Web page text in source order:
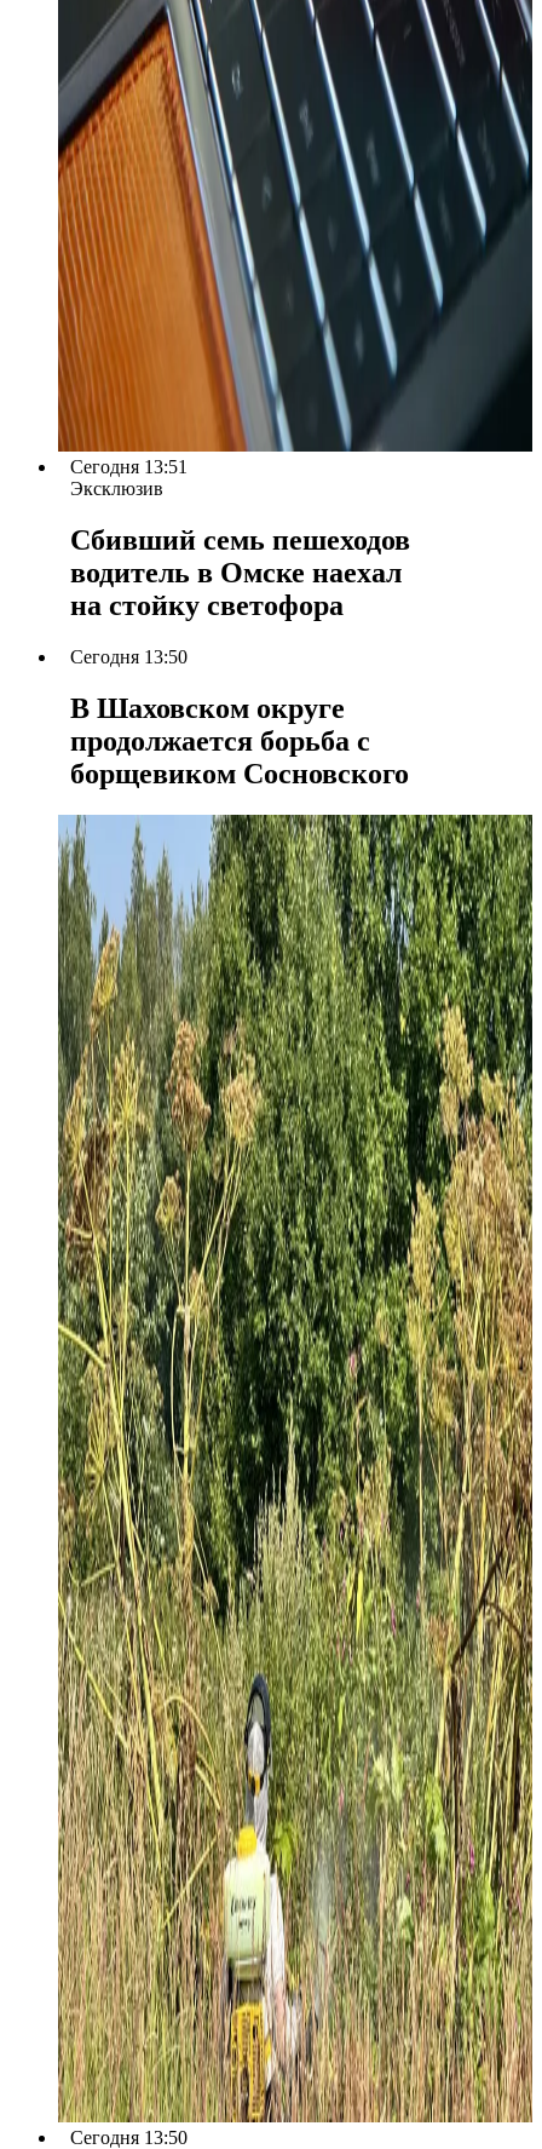
Сегодня 13:51
Эксклюзив
Сбивший семь пешеходов
водитель в Омске наехал
на стойку светофора
Сегодня 13:50
В Шаховском округе
продолжается борьба с
борщевиком Сосновского
Сегодня 13:50